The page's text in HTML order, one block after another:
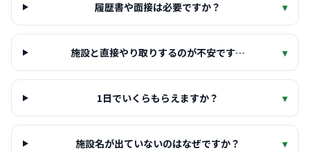
履歴書や面接は必要ですか？ ▾
施設と直接やり取りするのが不安です… ▾
1日でいくらもらえますか？ ▾
施設名が出ていないのはなぜですか？ ▾